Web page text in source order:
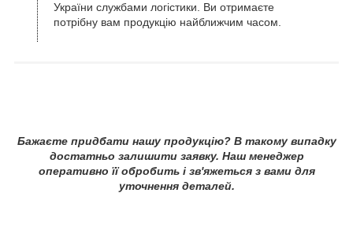
України службами логістики. Ви отримаєте
потрібну вам продукцію найближчим часом.
Бажаєте придбати нашу продукцію? В такому випадку
достатньо залишити заявку. Наш менеджер
оперативно її обробить і зв'яжеться з вами для
уточнення деталей.